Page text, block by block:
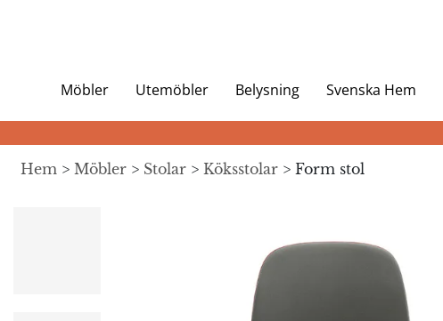
Möbler Utemöbler Belysning Svenska Hem
Hem > Möbler > Stolar > Köksstolar > Form stol